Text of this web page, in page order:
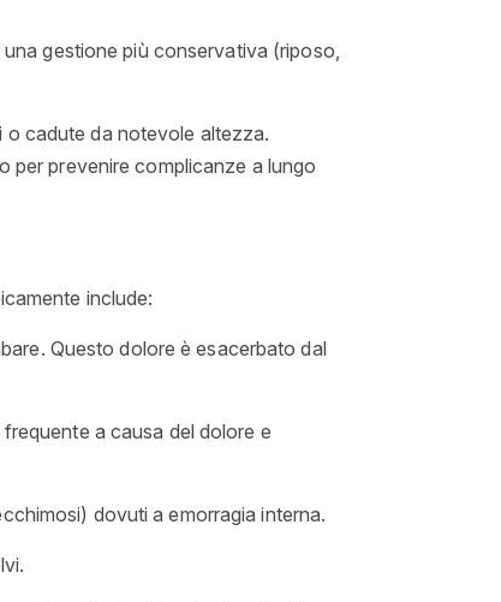
gestione più conservativa (riposo,
o cadute da notevole altezza.
per prevenire complicanze a lungo
include:
Questo dolore è esacerbato dal
a causa del dolore e
dovuti a emorragia interna.